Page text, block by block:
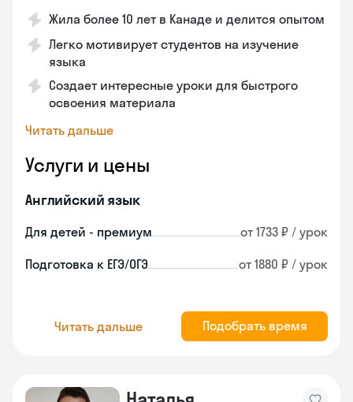
Жила более 10 лет в Канаде и делится опытом
Легко мотивирует студентов на изучение
языка
Создает интересные уроки для быстрого
освоения материала
Читать дальше
Услуги и цены
Английский язык
Для детей - премиум от 1733 ₽ / урок
Подготовка к ЕГЭ/ОГЭ от 1880 ₽ / урок
Читать дальше Подобрать время